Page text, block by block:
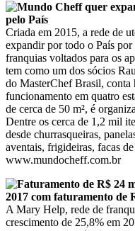
pelo País
Criada em 2015, a rede de
expandir por todo o País
franquias voltados para os
tem como um dos sócios
do MasterChef Brasil,
funcionamento em quatro
de cerca de 50 m², é
Dentre os cerca de 1,2 mil
desde churrasqueiras,
aventais, frigideiras, facas
www.mundocheff.com.br
2017 com faturamento de
A Mary Help, rede de
crescimento de 25,8% em